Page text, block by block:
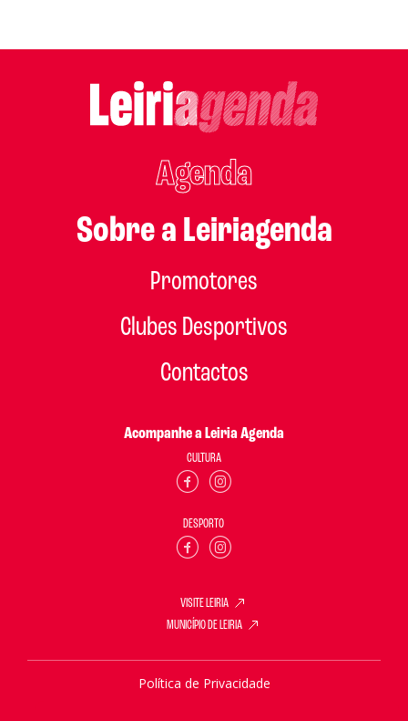
Agenda
Sobre a Leiriagenda
Promotores
Clubes Desportivos
Contactos
Acompanhe a Leiria Agenda
CULTURA
DESPORTO
VISITE LEIRIA
MUNICÍPIO DE LEIRIA
Política de Privacidade